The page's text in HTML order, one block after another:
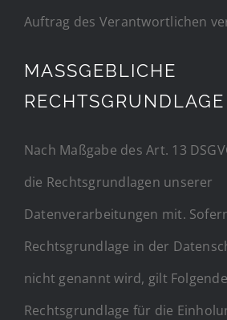
Auftrag des Verantwortlichen
MASSGEBLICHE
RECHTSGRUNDLAGE
Nach Maßgabe des Art. 13
die Rechtsgrundlagen unserer
Datenverarbeitungen mit.
Rechtsgrundlage in der
nicht genannt wird, gilt
Rechtsgrundlage für die